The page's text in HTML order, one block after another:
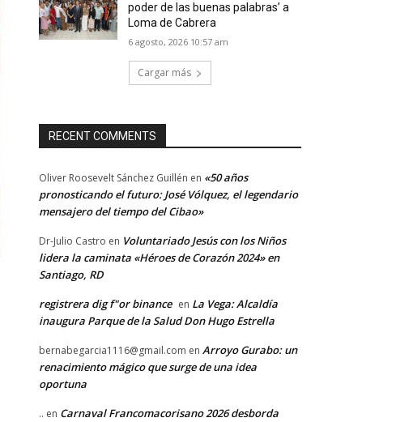
poder de las buenas palabras’ a
Loma de Cabrera
6 agosto, 2026 10:57 am
Cargar más
RECENT COMMENTS
Oliver Roosevelt Sánchez Guillén en «50 años
pronosticando el futuro: José Vólquez, el legendario
mensajero del tiempo del Cibao»
Dr-Julio Castro en Voluntariado Jesús con los Niños
lidera la caminata «Héroes de Corazón 2024» en
Santiago, RD
registrera dig f"or binance en La Vega: Alcaldía
inaugura Parque de la Salud Don Hugo Estrella
bernabegarcia1116@gmail.com en Arroyo Gurabo: un
renacimiento mágico que surge de una idea
oportuna
.. en Carnaval Francomacorisano 2026 desborda